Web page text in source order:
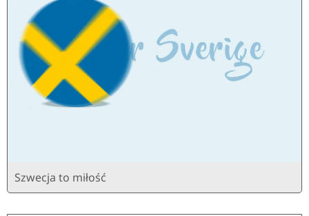
Szwecja to miłość